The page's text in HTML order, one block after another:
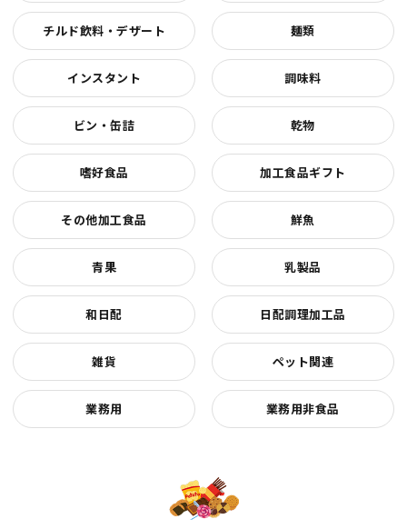
チルド飲料・デザート 麺類
インスタント 調味料
ビン・缶詰 乾物
嗜好食品 加工食品ギフト
その他加工食品 鮮魚
青果 乳製品
和日配 日配調理加工品
雑貨 ペット関連
業務用 業務用非食品